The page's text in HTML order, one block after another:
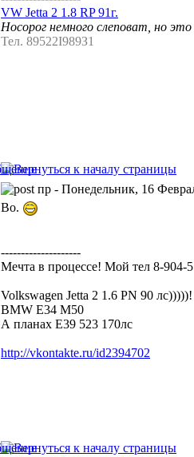
VW Jetta 2 1.8 RP 91г.
Носорог немного слеповат, но это
Тел. 89522I989З1
пр - Понедельник, 16
Во.
--------------------
Мечта в процессе! Мой тел 8-904-
Volkswagen Jetta 2 1.6 PN 90
BMW E34 M50
А планах Е39 523 170лс
http://vkontakte.ru/id2394702